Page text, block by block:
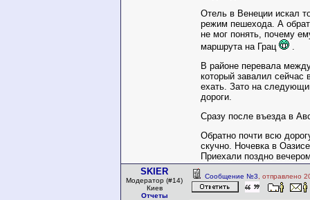
Отель в Венеции искал
режим пешехода. А
не мог понять, почему
маршрута на Грац
В районе перевала
который завалил
ехать. Зато на
дороги.
Сразу после въезда в
Обратно почти всю
скучно. Ночевка в
Приехали поздно
SKIER
Модератор (#14)
Киев
Отчеты
Сообщение №3 , отправлено